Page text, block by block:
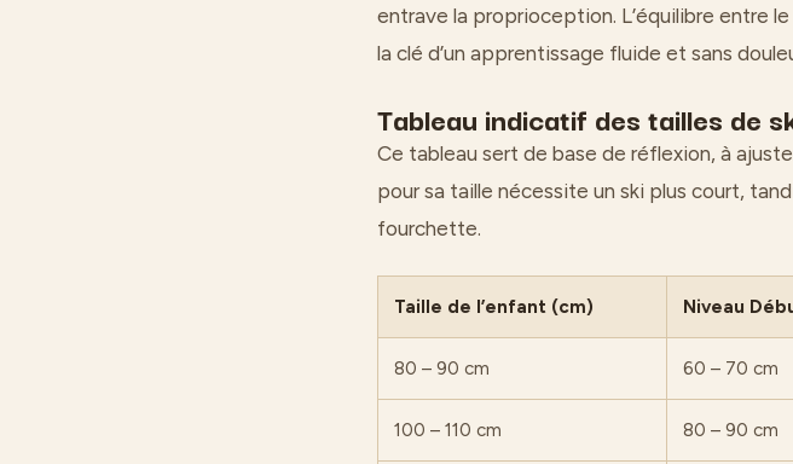
entrave la proprioception. L’équilibre entre
la clé d’un apprentissage fluide et sans
Tableau indicatif des tailles de
Ce tableau sert de base de réflexion, à
pour sa taille nécessite un ski plus court,
fourchette.
Taille de l’enfant (cm) Niveau
80 – 90 cm 60 – 70 cm
100 – 110 cm 80 – 90 cm